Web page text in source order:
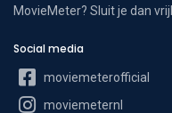
MovieMeter? Sluit je dan
Social media
moviemeterofficial
moviemeternl